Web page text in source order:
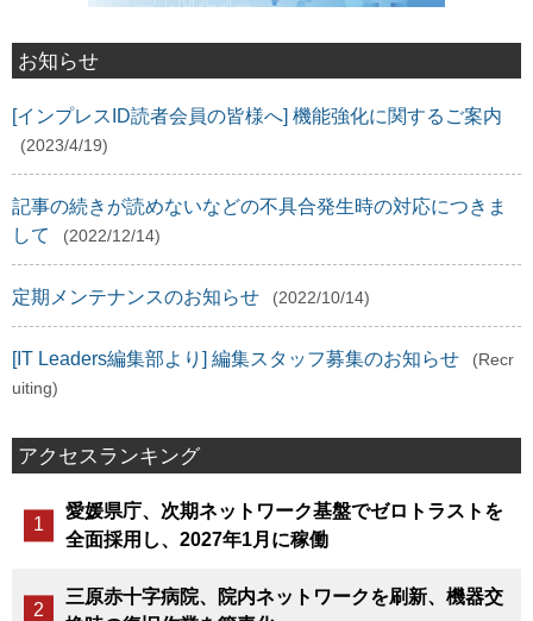
お知らせ
[インプレスID読者会員の皆様へ] 機能強化に関するご案内
(2023/4/19)
記事の続きが読めないなどの不具合発生時の対応につきま
して
(2022/12/14)
定期メンテナンスのお知らせ (2022/10/14)
[IT Leaders編集部より] 編集スタッフ募集のお知らせ
(Recr
uiting)
アクセスランキング
愛媛県庁、次期ネットワーク基盤でゼロトラストを
全面採用し、2027年1月に稼働
三原赤十字病院、院内ネットワークを刷新、機器交